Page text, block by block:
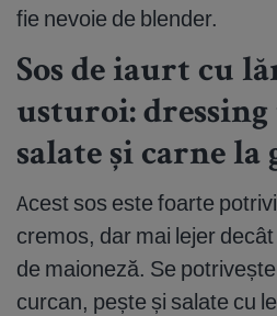
fie nevoie de blender.
Sos de iaurt cu
usturoi:
salate și carne la
Acest sos este foarte
cremos, dar mai lejer
de maioneză. Se
curcan, pește și salate cu